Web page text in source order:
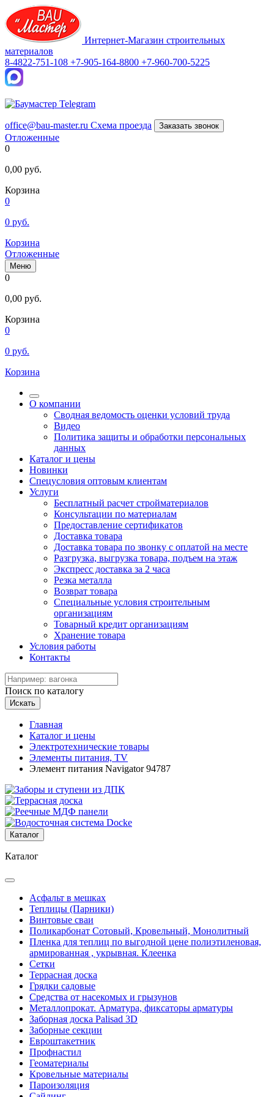
Интернет-Магазин строительных
материалов
8-4822-751-108 +7-905-164-8800 +7-960-700-5225
office@bau-master.ru Схема проезда Заказать звонок
Отложенные
0
0,00 руб.
Корзина
0
0 руб.
Корзина
Отложенные
Меню
0
0,00 руб.
Корзина
0
0 руб.
Корзина
О компании
Сводная ведомость оценки условий труда
Видео
Политика защиты и обработки персональных
данных
Каталог и цены
Новинки
Спецусловия оптовым клиентам
Услуги
Бесплатный расчет стройматериалов
Консультации по материалам
Предоставление сертификатов
Доставка товара
Доставка товара по звонку с оплатой на месте
Разгрузка, выгрузка товара, подъем на этаж
Экспресс доставка за 2 часа
Резка металла
Возврат товара
Специальные условия строительным
организациям
Товарный кредит организациям
Хранение товара
Условия работы
Контакты
Поиск по каталогу
Искать
Главная
Каталог и цены
Электротехнические товары
Элементы питания, TV
Элемент питания Navigator 94787
Каталог
Каталог
Асфальт в мешках
Теплицы (Парники)
Винтовые сваи
Поликарбонат Сотовый, Кровельный, Монолитный
Пленка для теплиц по выгодной цене полиэтиленовая,
армированная , укрывная. Клеенка
Сетки
Террасная доска
Грядки садовые
Средства от насекомых и грызунов
Металлопрокат. Арматура, фиксаторы арматуры
Заборная доска Palisad 3D
Заборные секции
Евроштакетник
Профнастил
Геоматериалы
Кровельные материалы
Пароизоляция